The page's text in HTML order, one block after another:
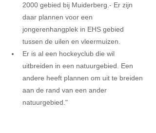
2000 gebied bij Muiderberg.- Er zijn
daar plannen voor een
jongerenhangplek in EHS gebied
tussen de uilen en vleermuizen.
Er is al een hockeyclub die wil
uitbreiden in een natuurgebied. Een
andere heeft plannen om uit te breiden
aan de rand van een ander
natuurgebied."